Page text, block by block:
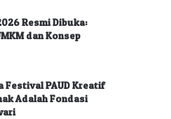
Resmi Dibuka:
dan Konsep
Festival PAUD Kreatif
Adalah Fondasi